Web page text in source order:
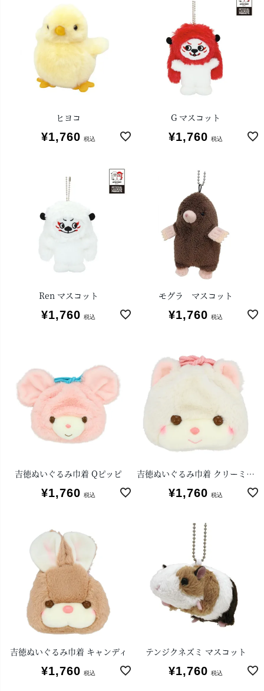
ヒヨコ
¥1,760 税込
G マスコット
¥1,760 税込
Ren マスコット
¥1,760 税込
モグラ マスコット
¥1,760 税込
吉徳ぬいぐるみ巾着 Qピッピ
¥1,760 税込
吉徳ぬいぐるみ巾着 クリーミーねこ
¥1,760 税込
吉徳ぬいぐるみ巾着 キャンディ
¥1,760 税込
テンジクネズミ マスコット
¥1,760 税込